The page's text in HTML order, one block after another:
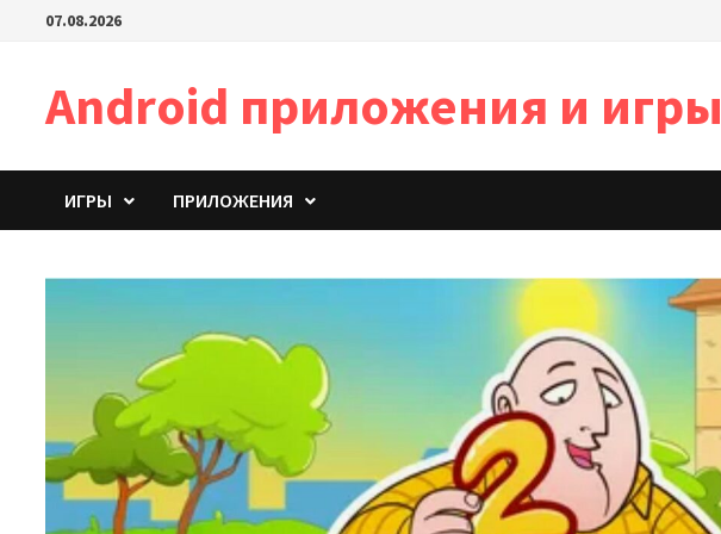
Перейти07.08.2026
Android приложения и игры
ИГРЫ ПРИЛОЖЕНИЯ